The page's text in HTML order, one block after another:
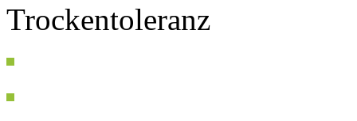
Trockentoleranz